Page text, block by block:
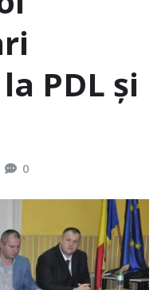
PDL și
0